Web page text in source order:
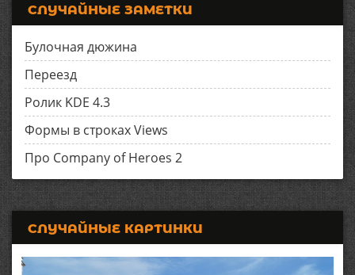
СЛУЧАЙНЫЕ ЗАМЕТКИ
Булочная дюжина
Переезд
Ролик KDE 4.3
Формы в строках Views
Про Company of Heroes 2
СЛУЧАЙНЫЕ КАРТИНКИ